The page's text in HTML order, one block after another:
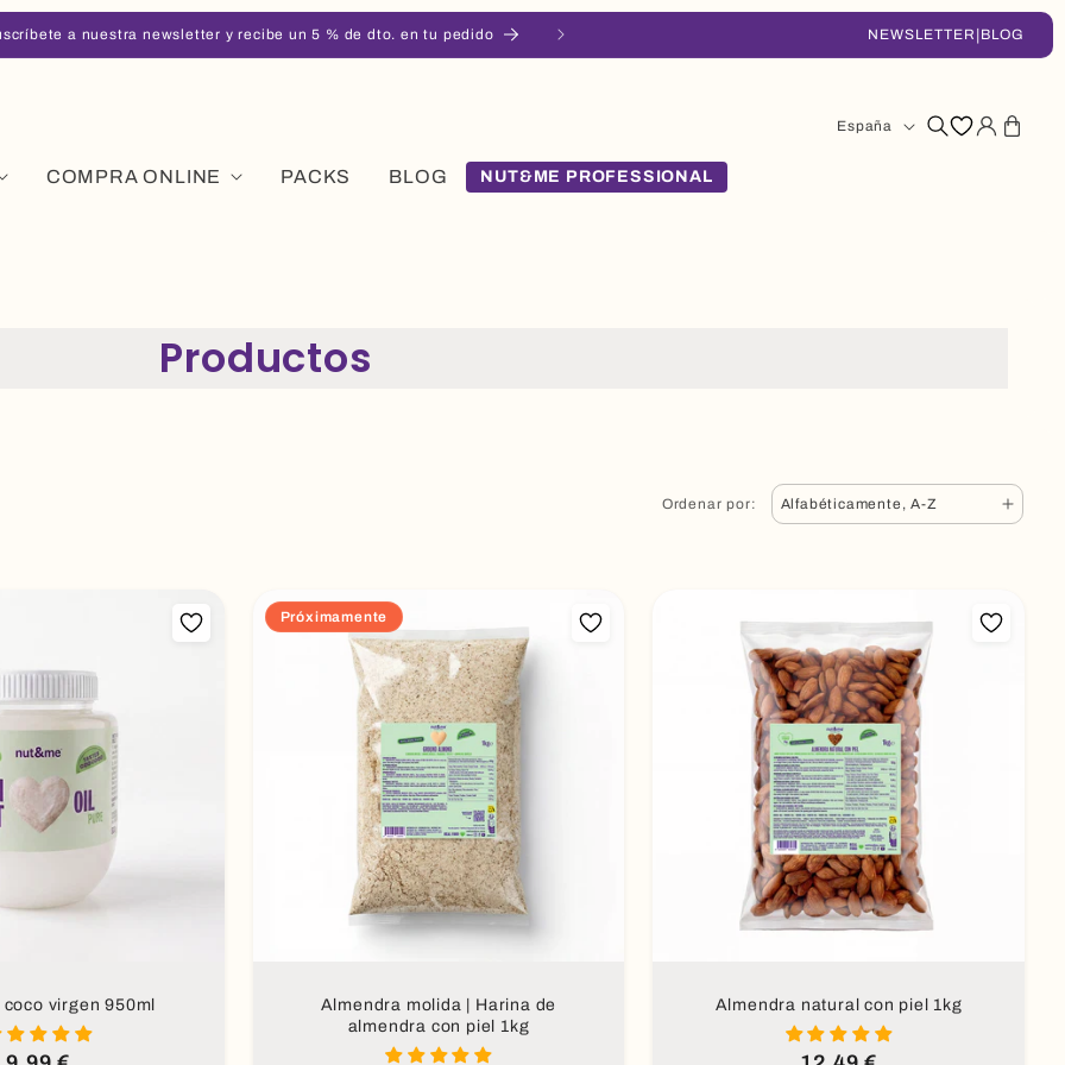
a nuestra newsletter y recibe un 5 % de dto. en tu pedido Entrega en 48-72hNEWSLETTER |BLOG
COMPRA ONLINE PACKS BLOG NUT&ME PROFESSIONAL
España
Iniciar
sesión
Carrito
Productos
Ordenar por:
virgen 950ml
Precio
al carrito
Próximamente
Almendra molida | Harina de
almendra con piel 1kg
Próximamente
Almendra natural con piel 1kg
Precio
Añadir al carrito